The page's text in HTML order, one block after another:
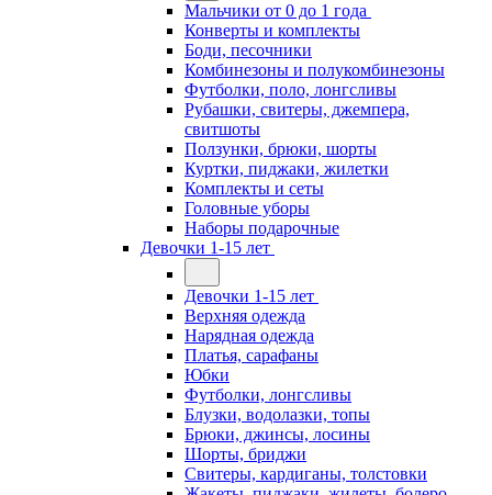
Мальчики от 0 до 1 года
Конверты и комплекты
Боди, песочники
Комбинезоны и полукомбинезоны
Футболки, поло, лонгсливы
Рубашки, свитеры, джемпера,
свитшоты
Ползунки, брюки, шорты
Куртки, пиджаки, жилетки
Комплекты и сеты
Головные уборы
Наборы подарочные
Девочки 1-15 лет
Девочки 1-15 лет
Верхняя одежда
Нарядная одежда
Платья, сарафаны
Юбки
Футболки, лонгсливы
Блузки, водолазки, топы
Брюки, джинсы, лосины
Шорты, бриджи
Свитеры, кардиганы, толстовки